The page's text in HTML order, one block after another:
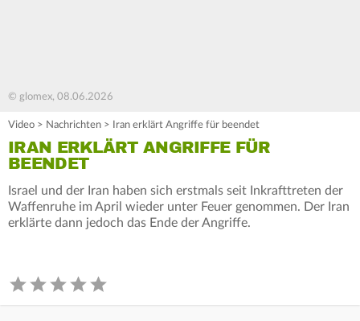
© glomex, 08.06.2026
Video > Nachrichten > Iran erklärt Angriffe für beendet
IRAN ERKLÄRT ANGRIFFE FÜR
BEENDET
Israel und der Iran haben sich erstmals seit Inkrafttreten der
Waffenruhe im April wieder unter Feuer genommen. Der Iran
erklärte dann jedoch das Ende der Angriffe.